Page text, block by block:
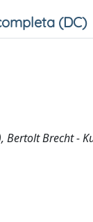
(DC)
Brecht -